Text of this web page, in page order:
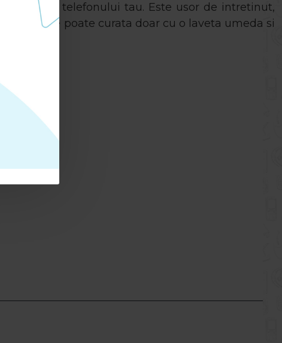
necesara telefonului tau. Este usor de intretinut,
si se poate curata doar cu o laveta umeda si